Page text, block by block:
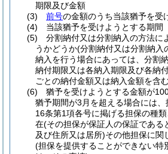
期限及び金額
(3)
前号の金額のうち当該猶予を受
(4)
当該猶予を受けようとする期間
(5)
分割納付又は分割納入の方法に
うかどうか(分割納付又は分割納入
納入を行う場合にあっては、分割
納付期限又は各納入期限及び各納
ごとの納付金額又は納入金額を含
(6)
猶予を受けようとする金額が
猶予期間が3月を超える場合には
16条第1項各号に掲げる担保の種
在(その担保が保証人の保証である
及び住所又は居所)その他担保に関
(担保を提供することができない特